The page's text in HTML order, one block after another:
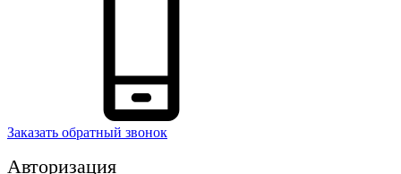
Заказать обратный звонок
Авторизация